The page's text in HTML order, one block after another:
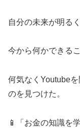
自分の未来が明る
今から何かできる
何気なくYoutube
のを見つけた。
📱「お金の知識を